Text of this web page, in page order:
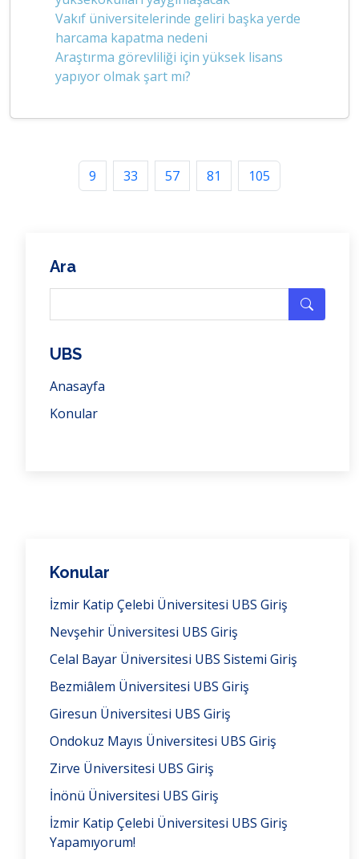
Vakıf üniversitelerinde geliri başka yerde
harcama kapatma nedeni
Araştırma görevliliği için yüksek lisans
yapıyor olmak şart mı?
9 33 57 81 105
Ara
UBS
Anasayfa
Konular
Konular
İzmir Katip Çelebi Üniversitesi UBS Giriş
Nevşehir Üniversitesi UBS Giriş
Celal Bayar Üniversitesi UBS Sistemi Giriş
Bezmiâlem Üniversitesi UBS Giriş
Giresun Üniversitesi UBS Giriş
Ondokuz Mayıs Üniversitesi UBS Giriş
Zirve Üniversitesi UBS Giriş
İnönü Üniversitesi UBS Giriş
İzmir Katip Çelebi Üniversitesi UBS Giriş
Yapamıyorum!